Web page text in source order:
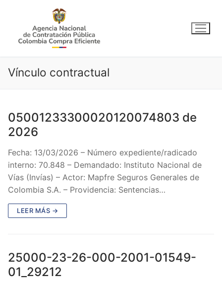
contenido
Vínculo contractual
05001233300020120074803 de
2026
Fecha: 13/03/2026 – Número expediente/radicado
interno: 70.848 – Demandado: Instituto Nacional de
Vías (Invías) – Actor: Mapfre Seguros Generales de
Colombia S.A. – Providencia: Sentencias…
LEER MÁS →
25000-23-26-000-2001-01549-
01_29212